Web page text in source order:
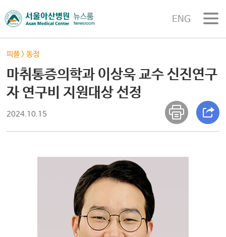
ENG
피플>동정
마취통증의학과 이상욱 교수 신진연구
자 연구비 지원대상 선정
2024.10.15